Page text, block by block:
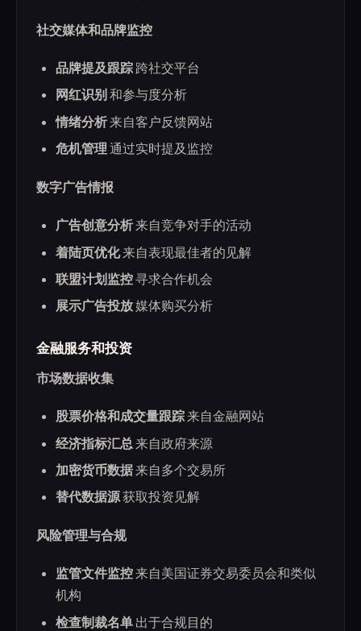
社交媒体和品牌监控
品牌提及跟踪 跨社交平台
网红识别 和参与度分析
情绪分析来自客户反馈网站
危机管理 通过实时提及监控
数字广告情报
广告创意分析来自竞争对手的活动
着陆页优化来自表现最佳者的见解
联盟计划监控寻求合作机会
展示广告投放媒体购买分析
金融服务和投资
市场数据收集
股票价格和成交量跟踪来自金融网站
经济指标汇总 来自政府来源
加密货币数据来自多个交易所
替代数据源获取投资见解
风险管理与合规
监管文件监控来自美国证券交易委员会和类似
机构
检查制裁名单 出于合规目的